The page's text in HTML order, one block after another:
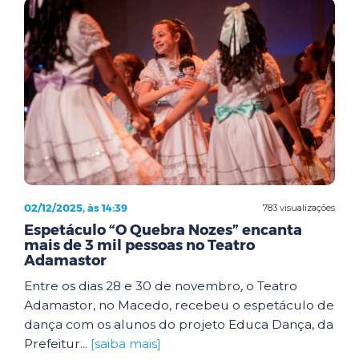
783 visualizações
02/12/2025, às 14:39
Espetáculo “O Quebra Nozes” encanta
mais de 3 mil pessoas no Teatro
Adamastor
Entre os dias 28 e 30 de novembro, o Teatro
Adamastor, no Macedo, recebeu o espetáculo de
dança com os alunos do projeto Educa Dança, da
Prefeitur... [saiba mais]